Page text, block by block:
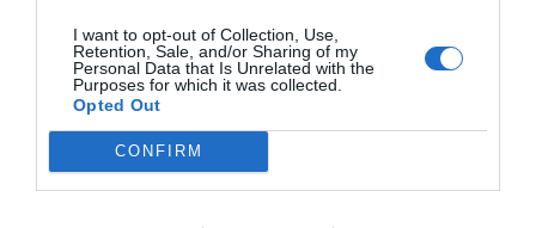
I want to opt-out of Collection, Use,
Retention, Sale, and/or Sharing of my
Personal Data that Is Unrelated with the
Purposes for which it was collected.
Opted Out
CONFIRM